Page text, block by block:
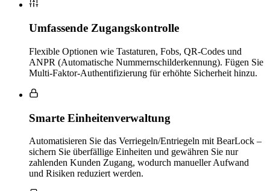
Umfassende Zugangskontrolle
Flexible Optionen wie Tastaturen, Fobs, QR-Codes und
ANPR (Automatische Nummernschilderkennung). Fügen Sie
Multi-Faktor-Authentifizierung für erhöhte Sicherheit hinzu.
Smarte Einheitenverwaltung
Automatisieren Sie das Verriegeln/Entriegeln mit BearLock –
sichern Sie überfällige Einheiten und gewähren Sie nur
zahlenden Kunden Zugang, wodurch manueller Aufwand
und Risiken reduziert werden.